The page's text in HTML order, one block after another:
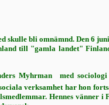
bli omnämnd. Den 6
till "gamla landet"
Myhrman  med
verk­samhet har hon
Hennes